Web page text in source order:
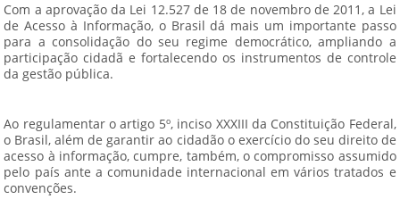
Com a aprovação da Lei 12.527 de 18 de novembro de 2011, a Lei
de Acesso à Informação, o Brasil dá mais um importante passo
para a consolidação do seu regime democrático, ampliando a
participação cidadã e fortalecendo os instrumentos de controle
da gestão pública.
Ao regulamentar o artigo 5º, inciso XXXIII da Constituição Federal,
o Brasil, além de garantir ao cidadão o exercício do seu direito de
acesso à informação, cumpre, também, o compromisso assumido
pelo país ante a comunidade internacional em vários tratados e
convenções.